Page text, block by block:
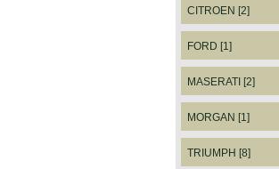
CITROEN [2]
FORD [1]
MASERATI [2]
MORGAN [1]
TRIUMPH [8]